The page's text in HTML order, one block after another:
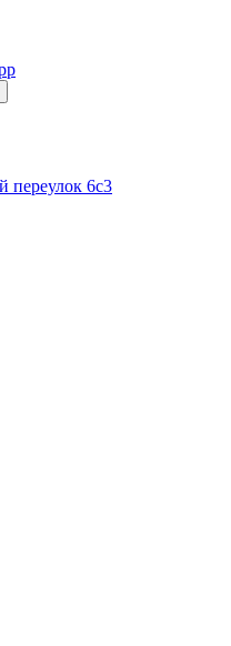
переулок 6с3